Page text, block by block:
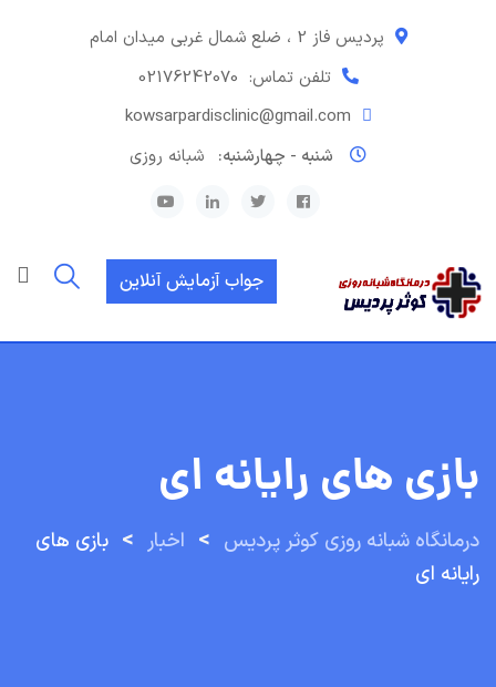
پردیس فاز 2 ، ضلع شمال غربی میدان امام
تلفن تماس: 02176242070
kowsarpardisclinic@gmail.com
شنبه - چهارشنبه:
شبانه روزی
جواب آزمایش آنلاین
بازی های رایانه ای
درمانگاه شبانه روزی کوثر پردیس > اخبار > بازی های
رایانه ای